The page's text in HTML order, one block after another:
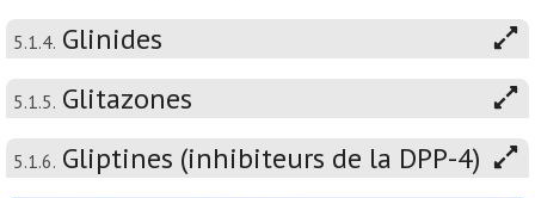
5.1.4. Glinides
5.1.5. Glitazones
5.1.6. Gliptines (inhibiteurs de la DPP-4)